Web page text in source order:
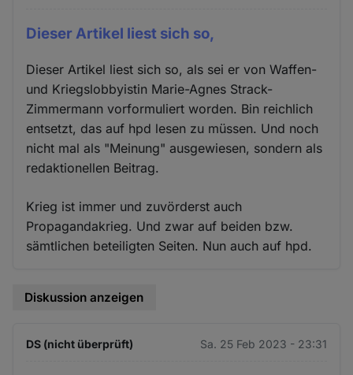
Dieser Artikel liest sich so,
Dieser Artikel liest sich so, als sei er von Waffen-
und Kriegslobbyistin Marie-Agnes Strack-
Zimmermann vorformuliert worden. Bin reichlich
entsetzt, das auf hpd lesen zu müssen. Und noch
nicht mal als "Meinung" ausgewiesen, sondern als
redaktionellen Beitrag.
Krieg ist immer und zuvörderst auch
Propagandakrieg. Und zwar auf beiden bzw.
sämtlichen beteiligten Seiten. Nun auch auf hpd.
Diskussion anzeigen
DS (nicht überprüft) Sa. 25 Feb 2023 - 23:31